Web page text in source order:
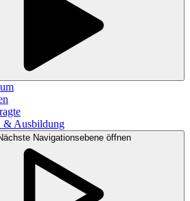
& Ausbildung
Navigationsebene öffnen